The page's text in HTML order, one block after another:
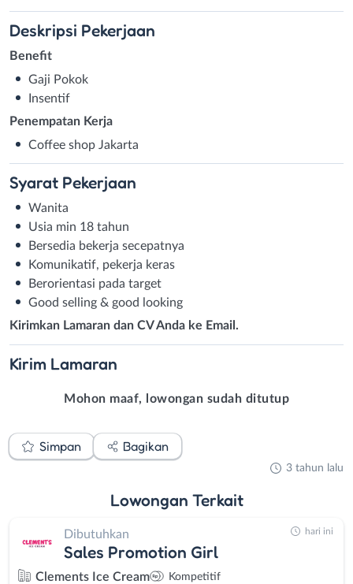
Deskripsi Pekerjaan
Benefit
Gaji Pokok
Insentif
Penempatan Kerja
Coffee shop Jakarta
Syarat Pekerjaan
Wanita
Usia min 18 tahun
Bersedia bekerja secepatnya
Komunikatif, pekerja keras
Berorientasi pada target
Good selling & good looking
Kirimkan Lamaran dan CV Anda ke Email.
Kirim Lamaran
Mohon maaf, lowongan sudah ditutup
Simpan Bagikan
3 tahun lalu
Lowongan Terkait
Dibutuhkan
Sales Promotion Girl
Clements Ice Cream Kompetitif
hari ini